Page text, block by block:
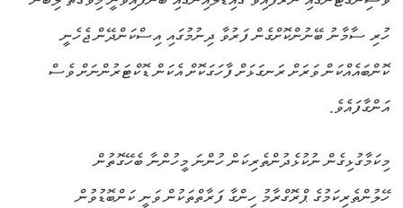
ހުރި ސާމާނު ބޭނުންކޮށްގެން ފަރުވާ ދިނުމުގައި އިސްކަންދޭން ޖެހެނީ
ކޮންބައެއްކަން ވަރަށް ރަނގަޅަށް ފާހަގަކޮށް އެކަން ޑޮކްޓަރުންނަށް ވެސް
އަންގާފައެވެ.
މިކަމާގުޅިގެން ނުކުޅެދުންތެރިކަން ހުންނަ މީހުންނާ ބެހޭގޮތުން
ހޭލުންތެރިކަމުގެ ޕްރޮގްރާމު ހިންގާ ފަރާތްތަކުން ވަނީ ކަންބޮޑުވުން